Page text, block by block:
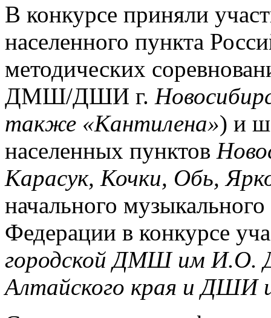
В конкурсе приняли
населенного пункта
методических
ДМШ/ДШИ г.
также «Кантилена») и
населенных пунктов
Карасук, Кочки, Обь,
начального
Федерации в конкурсе
городской ДМШ им И.О.
Алтайского края и ДШИ